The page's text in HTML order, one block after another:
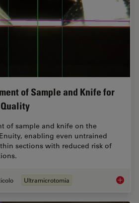
of Sample and Knife for
of sample and knife on the
enabling even untrained
sections with reduced risk of
Ultramicrotomia